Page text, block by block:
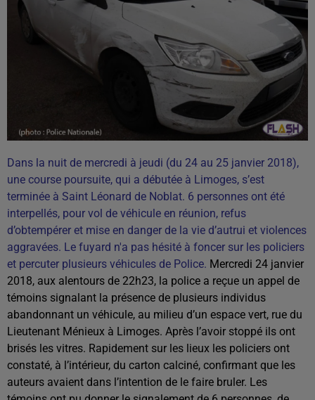
Dans la nuit de mercredi à jeudi (du 24 au 25 janvier 2018),
une course poursuite, qui a débutée à Limoges, s’est
terminée à Saint Léonard de Noblat. 6 personnes ont été
interpellés, pour vol de véhicule en réunion, refus
d’obtempérer et mise en danger de la vie d’autrui et violences
aggravées. Le fuyard n'a pas hésité à foncer sur les policiers
et percuter plusieurs véhicules de Police. Mercredi 24 janvier
2018, aux alentours de 22h23, la police a reçue un appel de
témoins signalant la présence de plusieurs individus
abandonnant un véhicule, au milieu d’un espace vert, rue du
Lieutenant Ménieux à Limoges. Après l’avoir stoppé ils ont
brisés les vitres. Rapidement sur les lieux les policiers ont
constaté, à l’intérieur, du carton calciné, confirmant que les
auteurs avaient dans l’intention de le faire bruler. Les